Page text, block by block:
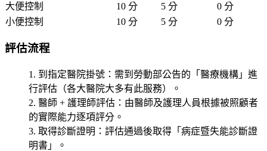
大便控制
10 分 5 分
0 分
小便控制
10 分 5 分 0 分
評估流程
到指定醫院掛號 ：需到勞動部公告的「醫療機構」進
行評估（各大醫院大多有此服務）。
醫師 + 護理師評估 ：由醫師及護理人員根據被照顧者
的實際能力逐項評分。
取得診斷證明 ：評估通過後取得「病症暨失能診斷證
明書」。